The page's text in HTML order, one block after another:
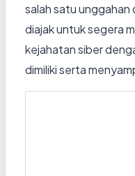
salah satu unggahan
diajak untuk segera
kejahatan siber
dimiliki serta